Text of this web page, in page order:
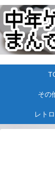
その
レト